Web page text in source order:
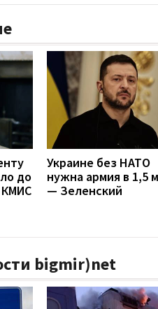
до
КМИС
Украине без НАТО
нужна армия в 1,5
— Зеленский
bigmir)net